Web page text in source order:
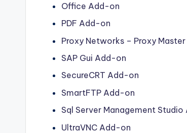
Office Add-on
PDF Add-on
Proxy Networks – Proxy
SAP Gui Add-on
SecureCRT Add-on
SmartFTP Add-on
Sql Server Management
UltraVNC Add-on